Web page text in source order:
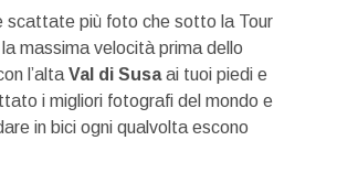
scattate più foto che sotto la Tour
massima velocità prima dello
l’altaVal di Susaai tuoi piedi e
i migliori fotografi del mondo e
in bici ogni qualvolta escono